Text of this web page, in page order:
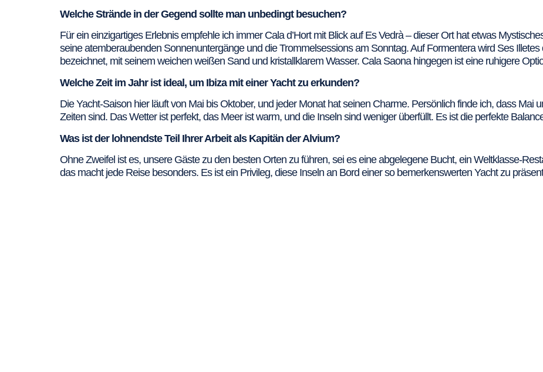
Welche Strände in der Gegend sollte man unbedingt besuchen?
Für ein einzigartiges Erlebnis empfehle ich immer Cala d’Hort mit Blick auf Es Vedrà – dieser Ort hat etwas
seine atemberaubenden Sonnenuntergänge und die Trommelsessions am Sonntag. Auf Formentera wird Ses
bezeichnet, mit seinem weichen weißen Sand und kristallklarem Wasser. Cala Saona hingegen ist eine ruhigere
Welche Zeit im Jahr ist ideal, um Ibiza mit einer Yacht zu erkunden?
Die Yacht-Saison hier läuft von Mai bis Oktober, und jeder Monat hat seinen Charme. Persönlich finde ich, dass Mai
Zeiten sind. Das Wetter ist perfekt, das Meer ist warm, und die Inseln sind weniger überfüllt. Es ist die perfekte
Was ist der lohnendste Teil Ihrer Arbeit als Kapitän der Alvium?
Ohne Zweifel ist es, unsere Gäste zu den besten Orten zu führen, sei es eine abgelegene Bucht, ein Weltklasse-
das macht jede Reise besonders. Es ist ein Privileg, diese Inseln an Bord einer so bemerkenswerten Yacht zu